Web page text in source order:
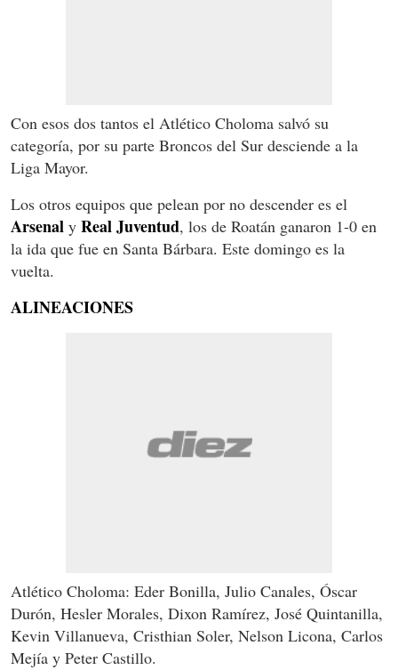
Con esos dos tantos el Atlético Choloma salvó su
categoría, por su parte Broncos del Sur desciende a la
Liga Mayor.
Los otros equipos que pelean por no descender es el
Arsenal y Real Juventud, los de Roatán ganaron 1-0 en
la ida que fue en Santa Bárbara. Este domingo es la
vuelta.
ALINEACIONES
Atlético Choloma: Eder Bonilla, Julio Canales, Óscar
Durón, Hesler Morales, Dixon Ramírez, José Quintanilla,
Kevin Villanueva, Cristhian Soler, Nelson Licona, Carlos
Mejía y Peter Castillo.